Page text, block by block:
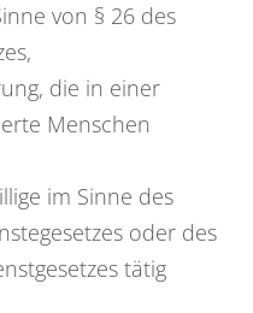
von § 26 des
die in einer
Menschen
im Sinne des
oder des
tätig